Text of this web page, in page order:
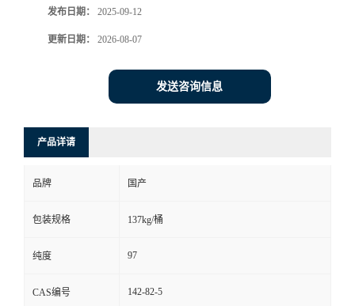
发布日期： 2025-09-12
更新日期： 2026-08-07
发送咨询信息
产品详请
品牌 国产
包装规格 137kg/桶
纯度 97
CAS编号 142-82-5